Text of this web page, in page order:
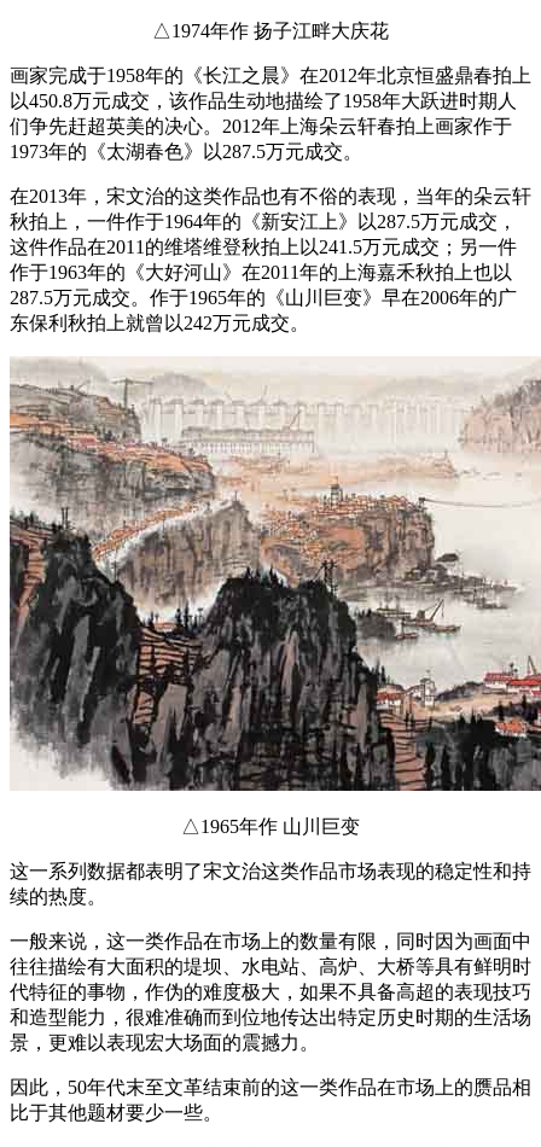
△1974年作 扬子江畔大庆花
画家完成于1958年的《长江之晨》在2012年北京恒盛鼎春拍上
以450.8万元成交，该作品生动地描绘了1958年大跃进时期人
们争先赶超英美的决心。2012年上海朵云轩春拍上画家作于
1973年的《太湖春色》以287.5万元成交。
在2013年，宋文治的这类作品也有不俗的表现，当年的朵云轩
秋拍上，一件作于1964年的《新安江上》以287.5万元成交，
这件作品在2011的维塔维登秋拍上以241.5万元成交；另一件
作于1963年的《大好河山》在2011年的上海嘉禾秋拍上也以
287.5万元成交。作于1965年的《山川巨变》早在2006年的广
东保利秋拍上就曾以242万元成交。
△1965年作 山川巨变
这一系列数据都表明了宋文治这类作品市场表现的稳定性和持
续的热度。
一般来说，这一类作品在市场上的数量有限，同时因为画面中
往往描绘有大面积的堤坝、水电站、高炉、大桥等具有鲜明时
代特征的事物，作伪的难度极大，如果不具备高超的表现技巧
和造型能力，很难准确而到位地传达出特定历史时期的生活场
景，更难以表现宏大场面的震撼力。
因此，50年代末至文革结束前的这一类作品在市场上的赝品相
比于其他题材要少一些。